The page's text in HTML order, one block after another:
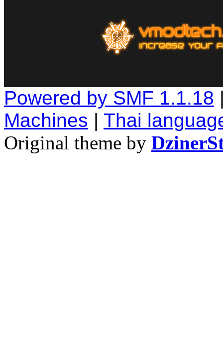
Powered by SMF 1.1.18
Machines | Thai
Original theme by